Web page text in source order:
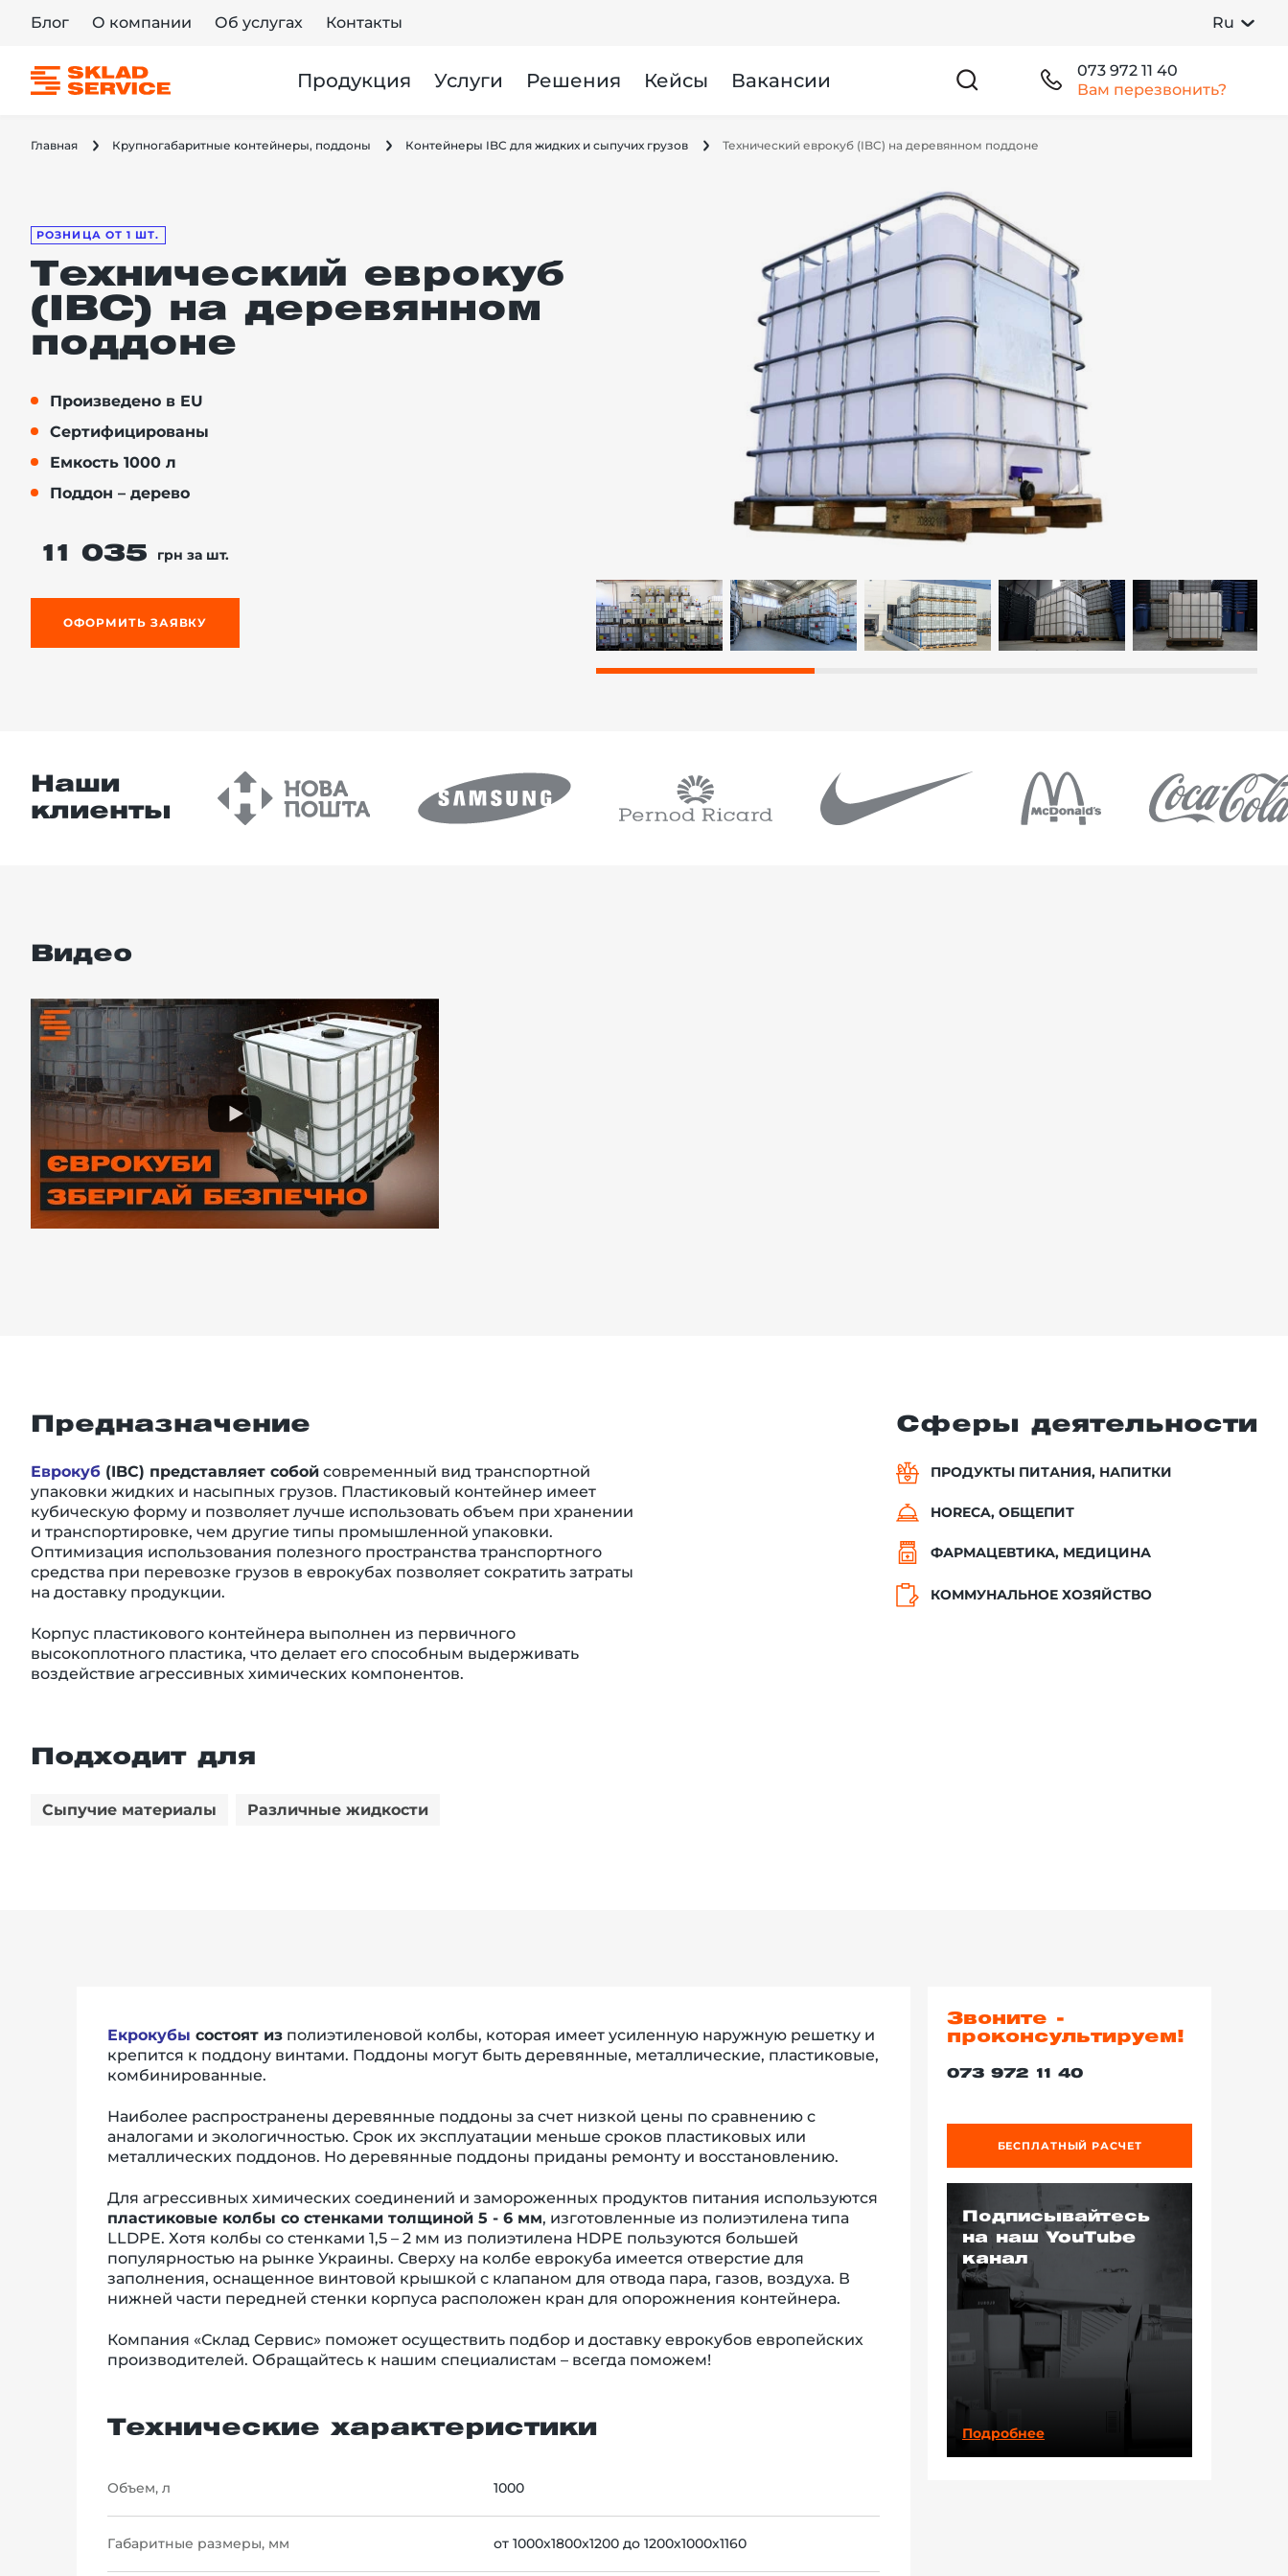
Блог О компании Об услугах Контакты Ru
Продукция Услуги Решения Кейсы Вакансии
073 972 11 40
Вам перезвонить?
Главная Крупногабаритные контейнеры, поддоны Контейнеры IBC для жидких и сыпучих грузов Технический еврокуб (IBC) на деревянном поддоне
РОЗНИЦА ОТ 1 ШТ.
Технический еврокуб
(IBC) на деревянном
поддоне
Произведено в EU
Cертифицированы
Емкость 1000 л
Поддон – дерево
11 035 грн за шт.
ОФОРМИТЬ ЗАЯВКУ
Наши
клиенты
Видео
Предназначение
Еврокуб (IBC) представляет собой современный вид транспортной
упаковки жидких и насыпных грузов. Пластиковый контейнер имеет
кубическую форму и позволяет лучше использовать объем при хранении
и транспортировке, чем другие типы промышленной упаковки.
Оптимизация использования полезного пространства транспортного
средства при перевозке грузов в еврокубах позволяет сократить затраты
на доставку продукции.
Корпус пластикового контейнера выполнен из первичного
высокоплотного пластика, что делает его способным выдерживать
воздействие агрессивных химических компонентов.
Подходит для
Сыпучие материалы Различные жидкости
Сферы деятельности
ПРОДУКТЫ ПИТАНИЯ, НАПИТКИ
HORECA, ОБЩЕПИТ
ФАРМАЦЕВТИКА, МЕДИЦИНА
КОММУНАЛЬНОЕ ХОЗЯЙСТВО
Екрокубы состоят из полиэтиленовой колбы, которая имеет усиленную наружную решетку и
крепится к поддону винтами. Поддоны могут быть деревянные, металлические, пластиковые,
комбинированные.
Наиболее распространены деревянные поддоны за счет низкой цены по сравнению с
аналогами и экологичностью. Срок их эксплуатации меньше сроков пластиковых или
металлических поддонов. Но деревянные поддоны приданы ремонту и восстановлению.
Для агрессивных химических соединений и замороженных продуктов питания используются
пластиковые колбы со стенками толщиной 5 - 6 мм, изготовленные из полиэтилена типа
LLDPE. Хотя колбы со стенками 1,5 – 2 мм из полиэтилена HDPE пользуются большей
популярностью на рынке Украины. Сверху на колбе еврокуба имеется отверстие для
заполнения, оснащенное винтовой крышкой с клапаном для отвода пара, газов, воздуха. В
нижней части передней стенки корпуса расположен кран для опорожнения контейнера.
Компания «Склад Сервис» поможет осуществить подбор и доставку еврокубов европейских
производителей. Обращайтесь к нашим специалистам – всегда поможем!
Технические характеристики
Объем, л 1000
Габаритные размеры, мм от 1000x1800x1200 до 1200х1000х1160
Звоните -
проконсультируем!
073 972 11 40
БЕСПЛАТНЫЙ РАСЧЕТ
Подписывайтесь
на наш YouTube
канал
Подробнее